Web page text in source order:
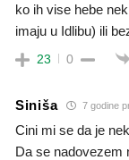
ko ih vise hebe
imaju u Idlibu) ili
23 0
Siniša 7 godine
Cini mi se da je
Da se nadovezem